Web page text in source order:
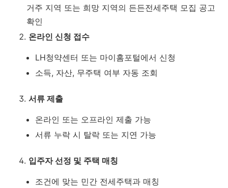
거주 지역 또는 희망 지역의 든든전세주택 모집 공고
확인
온라인 신청 접수
LH청약센터 또는 마이홈포털에서 신청
소득, 자산, 무주택 여부 자동 조회
서류 제출
온라인 또는 오프라인 제출 가능
서류 누락 시 탈락 또는 지연 가능
입주자 선정 및 주택 매칭
조건에 맞는 민간 전세주택과 매칭